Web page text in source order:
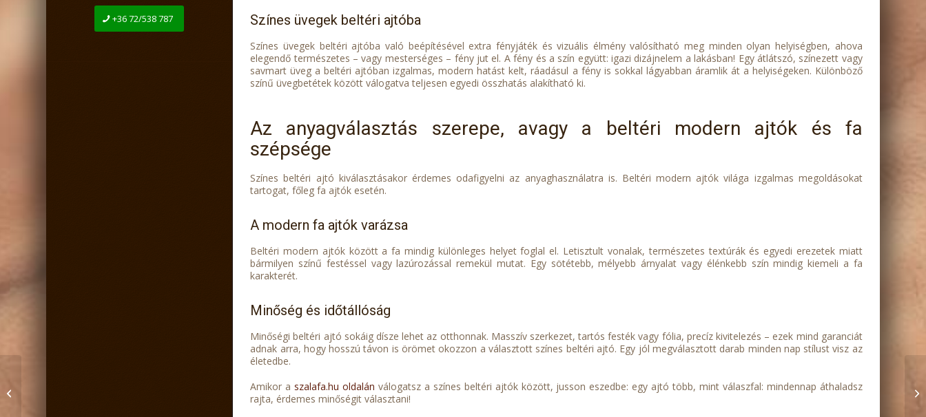
+36 72/538 787 Színes üvegek beltéri ajtóba
Színes üvegek beltéri ajtóba való beépítésével extra fényjáték és vizuális élmény valósítható meg minden olyan helyiségben, ahova
elegendő természetes – vagy mesterséges – fény jut el. A fény és a szín együtt: igazi dizájnelem a lakásban! Egy átlátszó, színezett vagy
savmart üveg a beltéri ajtóban izgalmas, modern hatást kelt, ráadásul a fény is sokkal lágyabban áramlik át a helyiségeken. Különböző
színű üvegbetétek között válogatva teljesen egyedi összhatás alakítható ki.
Az anyagválasztás szerepe, avagy a beltéri modern ajtók és fa
szépsége
Színes beltéri ajtó kiválasztásakor érdemes odafigyelni az anyaghasználatra is. Beltéri modern ajtók világa izgalmas megoldásokat
tartogat, főleg fa ajtók esetén.
A modern fa ajtók varázsa
Beltéri modern ajtók között a fa mindig különleges helyet foglal el. Letisztult vonalak, természetes textúrák és egyedi erezetek miatt
bármilyen színű festéssel vagy lazúrozással remekül mutat. Egy sötétebb, mélyebb árnyalat vagy élénkebb szín mindig kiemeli a fa
karakterét.
Minőség és időtállóság
Minőségi beltéri ajtó sokáig dísze lehet az otthonnak. Masszív szerkezet, tartós festék vagy fólia, precíz kivitelezés – ezek mind garanciát
adnak arra, hogy hosszú távon is örömet okozzon a választott színes beltéri ajtó. Egy jól megválasztott darab minden nap stílust visz az
életedbe.
Amikor aszalafa.hu oldalán válogatsz a színes beltéri ajtók között, jusson eszedbe: egy ajtó több, mint válaszfal: mindennap áthaladsz
rajta, érdemes minőségit választani!